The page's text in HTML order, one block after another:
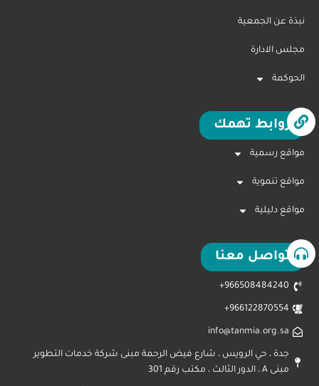
نبذة عن الجمعية
مجلس الادارة
الحوكمة
روابط تهمك
مواقع رسمية
مواقع تنموية
مواقع دليلية
تواصل معنا
966508484240+
966122870554+
info@tanmia.org.sa
جدة ، حي الرويس ، شارع فيض الرحمة مبنى شركة خدمات التطوير
مبنى A ، الدور الثالث ، مكتب رقم 301